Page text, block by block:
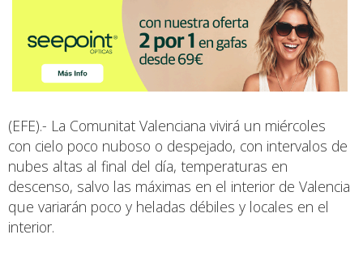
(EFE).- La Comunitat Valenciana vivirá un miércoles
con cielo poco nuboso o despejado, con intervalos de
nubes altas al final del día, temperaturas en
descenso, salvo las máximas en el interior de Valencia
que variarán poco y heladas débiles y locales en el
interior.